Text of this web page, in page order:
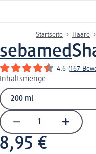
Startseite Haare
sebamed
4.6 (167
Inhaltsmenge
8,95 €